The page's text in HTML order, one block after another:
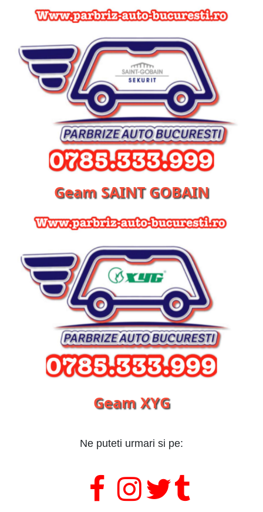
Geam SAINT GOBAIN
Geam XYG
Ne puteti urmari si pe:
